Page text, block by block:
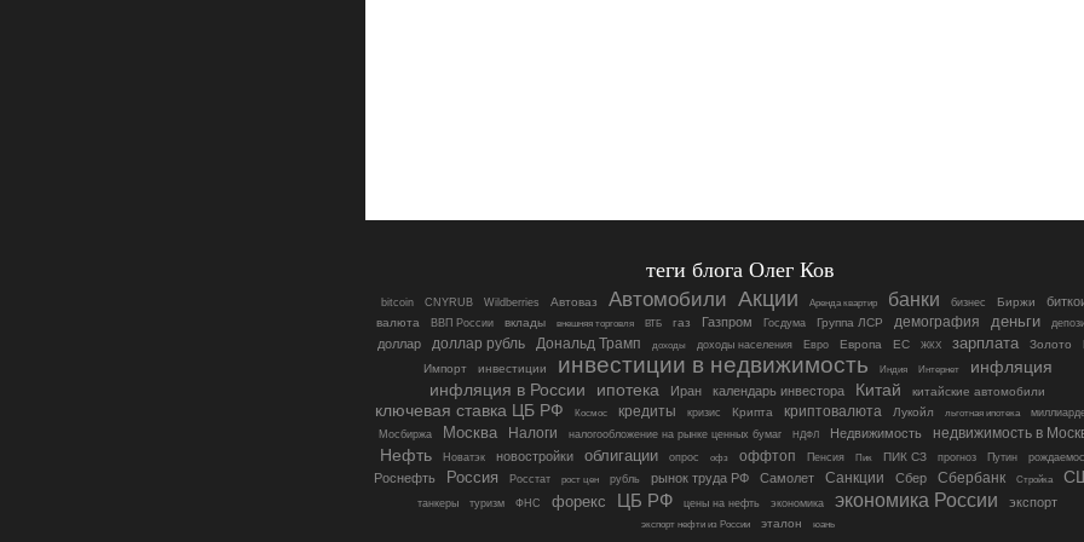
теги блога Олег Ков
bitcoin CNYRUB Wildberries Автоваз Автомобили Акции Аренда квартир банки бизнес Биржи
валюта ВВП России вклады внешняя торговля ВТБ газ Газпром Госдума Группа ЛСР демография деньги
доллар доллар рубль Дональд Трамп доходы доходы населения Евро Европа ЕС ЖКХ зарплата Золото
Импорт инвестиции инвестиции в недвижимость Индия Интернет
инфляция
инфляция в России
ипотека Иран календарь инвестора Китай китайские автомобили
ключевая ставка ЦБ РФ Космос кредиты кризис Крипта криптовалюта Лукойл льготная ипотека
Мосбиржа
Москва Налоги налогообложение на рынке ценных бумаг НДФЛ Недвижимость недвижимость в
Нефть Новатэк новостройки облигации опрос офз оффтоп Пенсия Пик ПИК СЗ прогноз Путин
Роснефть Россия Росстат рост цен рубль рынок труда РФ Самолет Санкции Сбер Сбербанк Стройка
танкеры туризм ФНС форекс ЦБ РФ цены на нефть экономика экономика России экспорт
экспорт нефти из России эталон юань